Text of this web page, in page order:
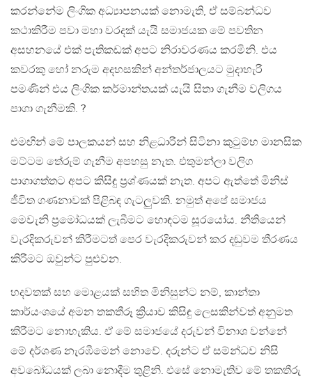
කරන්නේම ලිංගික අධ්‍යාපනයක් නොමැති, ඒ සම්බන්ධව
කථාකිරීම පවා මහා වරදක් යැයි සමාජයක මේ පවතින
අසහනයේ එක් පැතිකඩක් අපට නිරාවරණය කරමිනි. එය
කවරකු හෝ නරුම අදහසකින් අන්තර්ජාලයට මුදාහැරි
පමණින් එය ලිංගික කර්මාන්තයක් යැයි සිතා ගැනීම වලිගය
පාගා ගැනීමකි. ?
එමඟින් මේ පාලකයන් සහ නිළධාරීන් සිටිනා කුටුම්භ මානසික
මට්ටම තේරුම් ගැනීම අපහසු නැත. එතුමන්ලා වලිග
පාගාගත්තට අපට කිසිඳු ප්‍රශ්ණයක් නැත. අපට ඇත්තේ මිනිස්
ජීවිත ගණනාවක් පිළිබඳ ගැටලුවකි. නමුත් අපේ සමාජය
මෙවැනි ප්‍රමෝධයක් ලැබීමට හොඳටම සූරයෝය. නීතියෙන්
වැරදිකරුවන් කිරීමටත් පෙර වැරදිකරුවන් කර දඬුවම තීරණය
කිරීමට ඔවුන්ට පුළුවන.
හදවතක් සහ මොළයක් සහිත මිනිසුන්ට නම්, කාන්තා
කාර්යංශයේ අමන තකතීරූ ක්‍රියාව කිසිඳු ලෙසකින්වත් අනුමත
කිරීමට නොහැකිය. ඒ මේ සමාජයේ දරුවන් විනාශ වන්නේ
මේ දර්ශණ නැරඹීමෙන් නොවේ. දරුන්ට ඒ සම්න්ධව නිසි
අවබෝධයක් ලබා නොදීම තුළිනි. එසේ නොමැතිව මේ තකතීරු